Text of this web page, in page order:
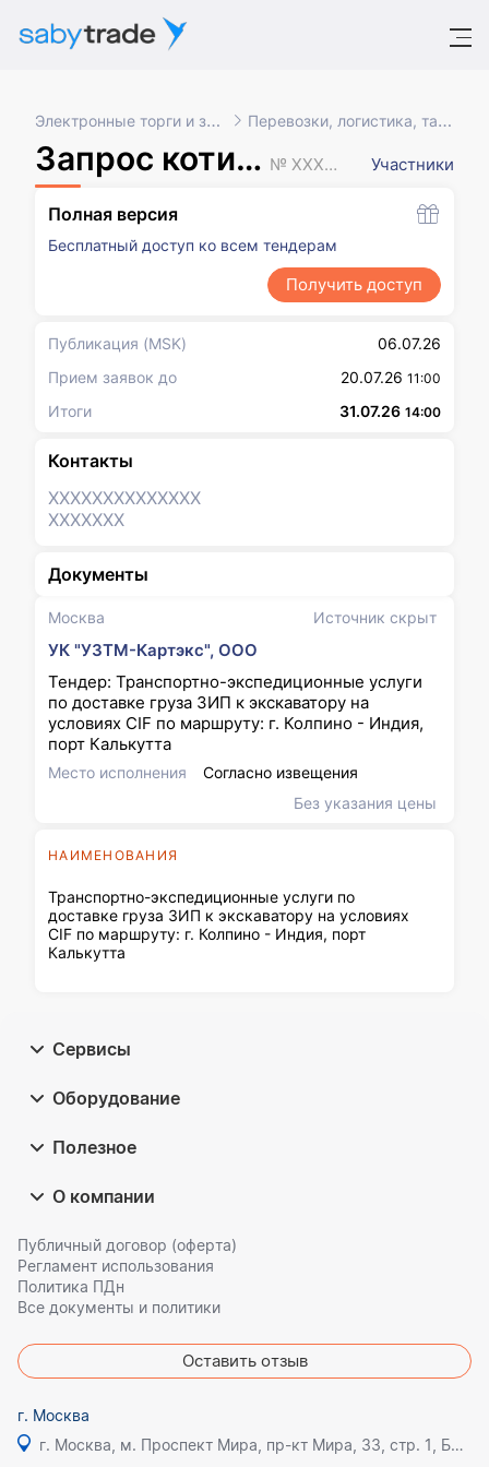
Электронные торги и закупки Перевозки, логистика, таможня
Запрос котировок № XXXXXXX Участники
Москва Источник скрыт
УК "УЗТМ-Картэкс", ООО
Тендер: Транспортно-экспедиционные услуги
по доставке груза ЗИП к экскаватору на
условиях CIF по маршруту: г. Колпино - Индия,
порт Калькутта
Место исполнения
Согласно извещения
Без указания цены
НАИМЕНОВАНИЯ
Транспортно-экспедиционные услуги по
доставке груза ЗИП к экскаватору на условиях
CIF по маршруту: г. Колпино - Индия, порт
Калькутта
Полная версия
Бесплатный доступ ко всем тендерам
Получить доступ
Публикация (MSK)
06.07.26
Прием заявок до
20.07.26 11:00
Итоги 31.07.26 14:00
Контакты
XXXXXXXXXXXXXX
XXXXXXX
Документы
Сервисы
Оборудование
Полезное
О компании
Публичный договор (оферта)
Регламент использования
Политика ПДн
Все документы и политики
Оставить отзыв
г. Москва
г. Москва, м. Проспект Мира, пр-кт Мира, 33, стр. 1, БЦ Олимпик плаза